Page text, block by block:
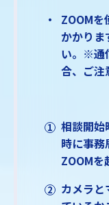
ZOOMを
かかりま
い。※通
合、ご注
相談開始
時に事務
ZOOMを
カメラと